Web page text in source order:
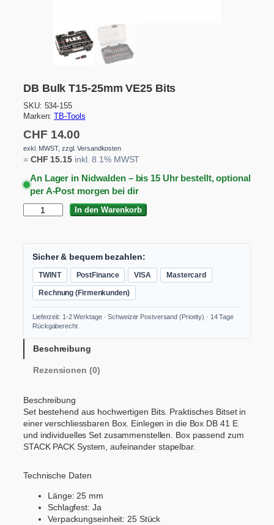
DB Bulk T15-25mm VE25 Bits
CHF 14.00
exkl. MWST, zzgl. Versandkosten
= CHF 15.15inkl. 8.1% MWST
An Lager in Nidwalden – bis 15 Uhr bestellt, optional
per A-Post morgen bei dir
5
m
2
5
B
i
t
s
e
In den Warenkorb
Sicher & bequem bezahlen:
TWINT PostFinance VISA Mastercard
Rechnung (Firmenkunden)
Lieferzeit: 1-2 Werktage · Schweizer Postversand (Priority) · 14 Tage
Rückgaberecht
SKU: 534-155
Marken:
TB-Tools
Beschreibung
Rezensionen (0)
Beschreibung
Set bestehend aus hochwertigen Bits. Praktisches Bitset in
einer verschliessbaren Box. Einlegen in die Box DB 41 E
und individuelles Set zusammenstellen. Box passend zum
STACK PACK System, aufeinander stapelbar.
Technische Daten
Länge: 25 mm
Schlagfest: Ja
Verpackungseinheit: 25 Stück